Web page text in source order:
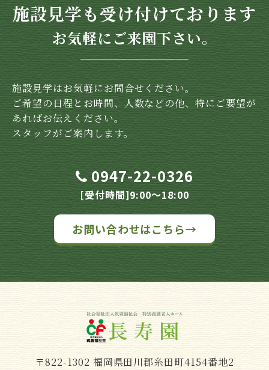
施設見学も受け付けております
お気軽にご来園下さい。
施設見学はお気軽にお問合せください。
ご希望の日程とお時間、人数などの他、特にご要望が
あればお伝えください。
スタッフがご案内します。
0947-22-0326
[受付時間]9:00～18:00
お問い合わせはこちら→
〒822-1302 福岡県田川郡糸田町4154番地2